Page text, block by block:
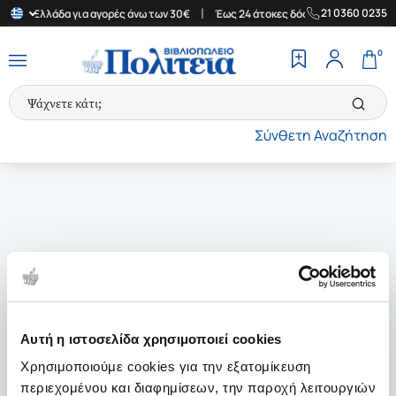
Αυτή η ιστοσελίδα χρησιμοποιεί cookies
Χρησιμοποιούμε cookies για την εξατομίκευση
περιεχομένου και διαφημίσεων, την παροχή λειτουργιών
Ελλάδα για αγορές άνω των 30€ Έως 24 άτοκες δόσεις |
21 0360 0235
Σύνθετη Αναζήτηση
0